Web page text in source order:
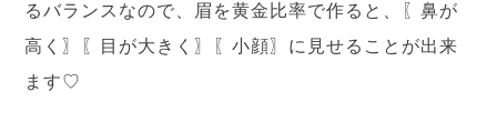
るバランスなので、眉を黄金比率で作ると、〖鼻が
高く〗〖目が大きく〗〖小顔〗に見せることが出来
ます♡